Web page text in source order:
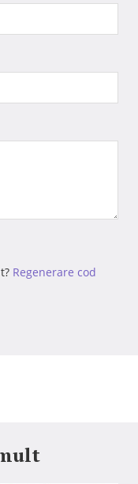
Regenerare cod